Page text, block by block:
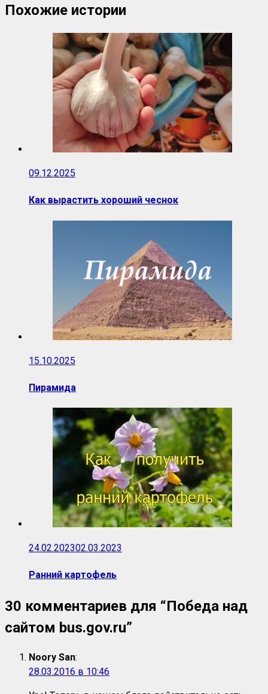
Похожие истории
09.12.2025
Как вырастить хороший чеснок
15.10.2025
Пирамида
24.02.202302.03.2023
Ранний картофель
30 комментариев для “Победа над
сайтом bus.gov.ru”
Noory San:
28.03.2016 в 10:46